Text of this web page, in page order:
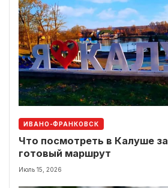
ИВАНО-ФРАНКОВСК
Что посмотреть в Калуше
готовый маршрут
Июль 15, 2026